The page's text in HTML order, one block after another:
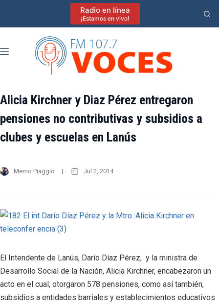
Radio en línea
¡Estamos en vivo!
Alicia Kirchner y Diaz Pérez entregaron
pensiones no contributivas y subsidios a
clubes y escuelas en Lanús
Memo Piaggio Jul 2, 2014
El Intendente de Lanús, Darío Díaz Pérez, y la ministra de
Desarrollo Social de la Nación, Alicia Kirchner, encabezaron un
acto en el cual, otorgaron 578 pensiones, como así también,
subsidios a entidades barriales y establecimientos educativos